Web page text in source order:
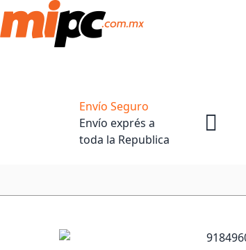
Envío Seguro
Envío exprés a
toda la Republica